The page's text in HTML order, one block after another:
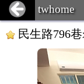
twhome
民生路796